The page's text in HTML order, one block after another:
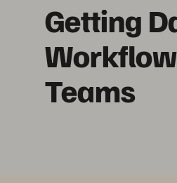
Getting
Teams